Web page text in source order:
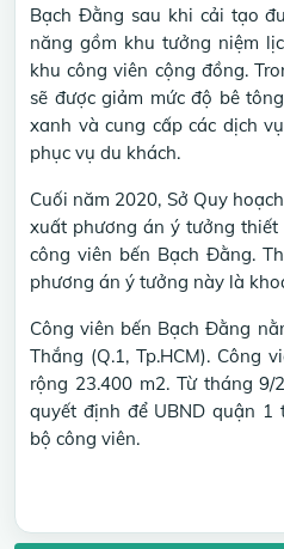
Bạch Đằng sau khi cải tạo
năng gồm khu tưởng niệm
khu công viên cộng đồng.
sẽ được giảm mức độ bê
xanh và cung cấp các dịch
phục vụ du khách.
Cuối năm 2020, Sở Quy
xuất phương án ý tưởng
công viên bến Bạch Đằng.
phương án ý tưởng này là
Công viên bến Bạch Đằng
Thắng (Q.1, Tp.HCM). Công
rộng 23.400 m2. Từ tháng 9/
quyết định để UBND quận
bộ công viên.